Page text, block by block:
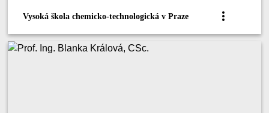
Vysoká škola chemicko-technologická v Praze